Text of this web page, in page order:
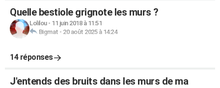
Quelle bestiole grignote les murs ?
Lolilou- 11 juin 2018 à 11:51
Bigmat - 20 août 2025 à 14:24
14 réponses
J'entends des bruits dans les murs de ma